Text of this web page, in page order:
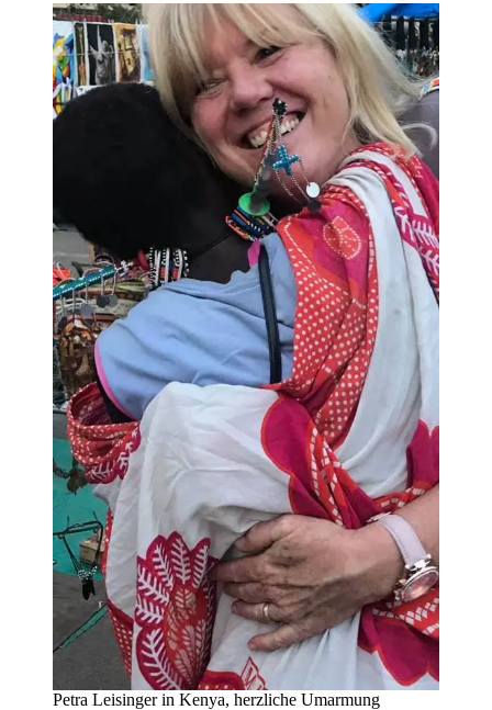
Petra Leisinger in Kenya, herzliche Umarmung